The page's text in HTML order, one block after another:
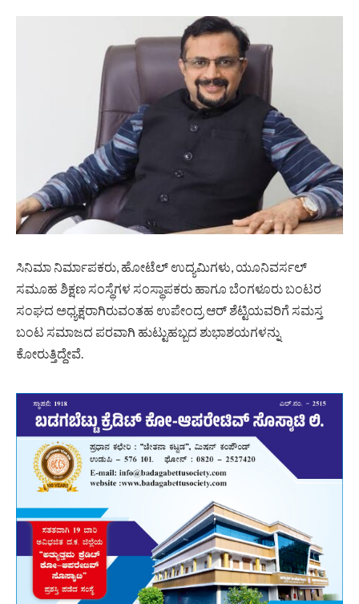
ಸಿನಿಮಾ ನಿರ್ಮಾಪಕರು, ಹೋಟೆಲ್ ಉದ್ಯಮಿಗಳು, ಯೂನಿವರ್ಸಲ್
ಸಮೂಹ ಶಿಕ್ಷಣ ಸಂಸ್ಥೆಗಳ ಸಂಸ್ಥಾಪಕರು ಹಾಗೂ ಬೆಂಗಳೂರು ಬಂಟರ
ಸಂಘದ ಅಧ್ಯಕ್ಷರಾಗಿರುವಂತಹ ಉಪೇಂದ್ರ ಆರ್ ಶೆಟ್ಟಿಯವರಿಗೆ ಸಮಸ್ತ
ಬಂಟ ಸಮಾಜದ ಪರವಾಗಿ ಹುಟ್ಟುಹಬ್ಬದ ಶುಭಾಶಯಗಳನ್ನು
ಕೋರುತ್ತಿದ್ದೇವೆ.